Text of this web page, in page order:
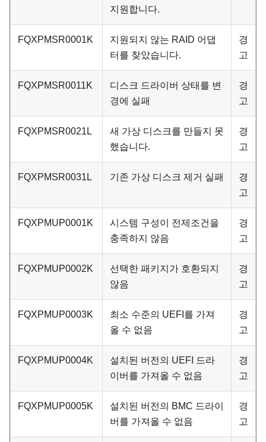
지원합니다.
FQXPMSR0001K
지원되지 않는 RAID 어댑
터를 찾았습니다.
경
고
FQXPMSR0011K
디스크 드라이버 상태를 변
경에 실패
경
고
FQXPMSR0021L
새 가상 디스크를 만들지 못
했습니다.
경
고
FQXPMSR0031L 기존 가상 디스크 제거 실패
경
고
FQXPMUP0001K
시스템 구성이 전제조건을
충족하지 않음
경
고
FQXPMUP0002K
선택한 패키지가 호환되지
않음
경
고
FQXPMUP0003K
최소 수준의 UEFI를 가져
올 수 없음
경
고
FQXPMUP0004K
설치된 버전의 UEFI 드라
이버를 가져올 수 없음
경
고
FQXPMUP0005K
설치된 버전의 BMC 드라이
버를 가져올 수 없음
경
고